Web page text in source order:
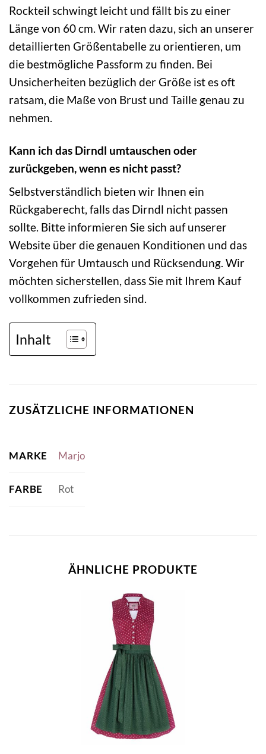
Rockteil schwingt leicht und fällt bis zu einer
Länge von 60 cm. Wir raten dazu, sich an unserer
detaillierten Größentabelle zu orientieren, um
die bestmögliche Passform zu finden. Bei
Unsicherheiten bezüglich der Größe ist es oft
ratsam, die Maße von Brust und Taille genau zu
nehmen.
Kann ich das Dirndl umtauschen oder
zurückgeben, wenn es nicht passt?
Selbstverständlich bieten wir Ihnen ein
Rückgaberecht, falls das Dirndl nicht passen
sollte. Bitte informieren Sie sich auf unserer
Website über die genauen Konditionen und das
Vorgehen für Umtausch und Rücksendung. Wir
möchten sicherstellen, dass Sie mit Ihrem Kauf
vollkommen zufrieden sind.
Inhalt
ZUSÄTZLICHE INFORMATIONEN
MARKE Marjo
FARBE Rot
ÄHNLICHE PRODUKTE